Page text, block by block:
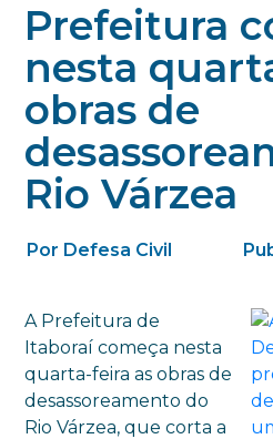
Prefeitura
nesta
obras de
Rio Várzea
Por Defesa Civil
A Prefeitura de
Itaboraí começa nesta
quarta-feira as obras de
desassoreamento do
Rio Várzea, que corta a